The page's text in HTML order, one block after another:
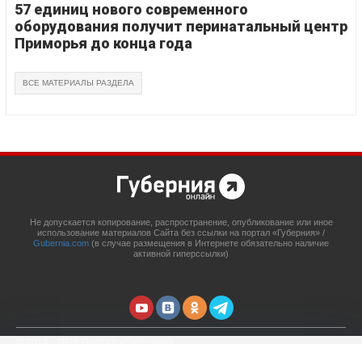
57 единиц нового современного
оборудования получит перинатальный центр
Приморья до конца года
ВСЕ МАТЕРИАЛЫ РАЗДЕЛА
Не допускается копирование, распространение, опубликование или иное
использование материалов Сайта без ссылки на портал «Губерния» /
Gubernia.com (в случае размещения в Интернете обязательно наличие
активной гиперссылки)